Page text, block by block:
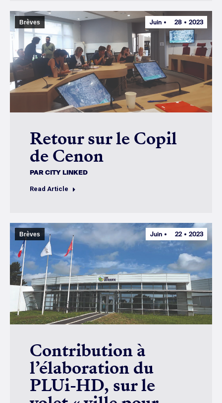
Juin 28 2023
Brèves
Retour sur le Copil
de Cenon
PARCITY LINKED
Read Article
Juin 22 2023
Brèves
Contribution à
l’élaboration du
PLUi-HD, sur le